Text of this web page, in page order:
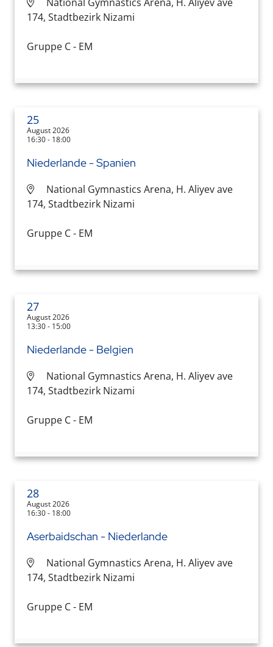
174, Stadtbezirk Nizami
Gruppe C - EM
25
August 2026
16:30 - 18:00
Niederlande - Spanien
National Gymnastics Arena, H. Aliyev ave
174, Stadtbezirk Nizami
Gruppe C - EM
27
August 2026
13:30 - 15:00
Niederlande - Belgien
National Gymnastics Arena, H. Aliyev ave
174, Stadtbezirk Nizami
Gruppe C - EM
28
August 2026
16:30 - 18:00
Aserbaidschan - Niederlande
National Gymnastics Arena, H. Aliyev ave
174, Stadtbezirk Nizami
Gruppe C - EM